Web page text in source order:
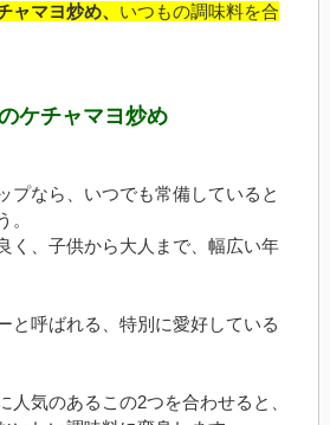
ャマヨ炒め、 いつもの調味料を合
ケチャマヨ炒め
プなら、いつでも常備していると
。
く、子供から大人まで、幅広い年
と呼ばれる、特別に愛好している
人気のあるこの2つを合わせると、